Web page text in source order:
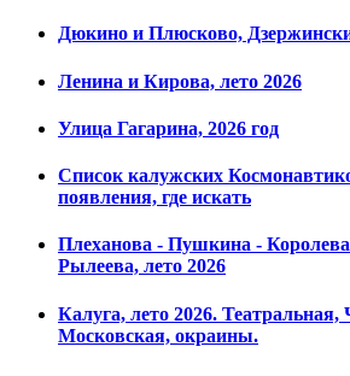
Дюкино и Плюсково,
Ленина и Кирова, лето 2026
Улица Гагарина, 2026 год
Список калужских
появления, где искать
Плеханова - Пушкина - Королева
Рылеева, лето 2026
Калуга, лето 2026. Театральная,
Московская, окраины.